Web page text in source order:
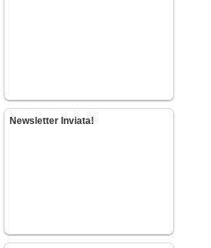
Newsletter Inviata!